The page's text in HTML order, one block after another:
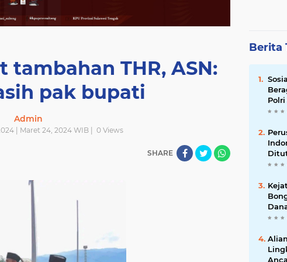
tambahan THR, ASN:
pak bupati
Admin
| Maret 24, 2024 WIB | 0Views
SHARE
Berita
Polri